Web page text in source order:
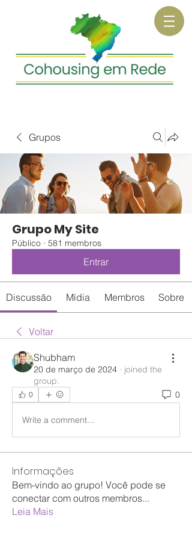
Grupos
Grupo My Site
Público · 581 membros
Entrar
Discussão Mídia Membros Sobre
Voltar
Shubham
20 de março de 2024 · joined the
group.
0 0
Write a comment...
Informações
Bem-vindo ao grupo! Você pode se
conectar com outros membros...
Leia Mais